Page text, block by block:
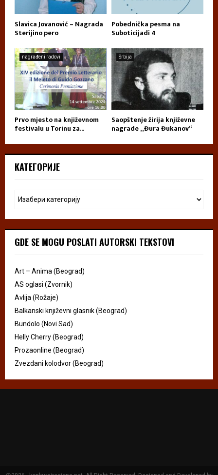
Slavica Jovanović – Nagrada
Sterijino pero
Pobednička pesma na
Suboticijadi 4
nagrađeni radovi
Prvo mjesto na književnom
festivalu u Torinu za...
Srbija
Saopštenje žirija književne
nagrade „Đura Đukanov“
КАТЕГОРИЈЕ
GDE SE MOGU POSLATI AUTORSKI TEKSTOVI
Art – Anima (Beograd)
AS oglasi (Zvornik)
Avlija (Rožaje)
Balkanski književni glasnik (Beograd)
Bundolo (Novi Sad)
Helly Cherry (Beograd)
Prozaonline (Beograd)
Zvezdani kolodvor (Beograd)